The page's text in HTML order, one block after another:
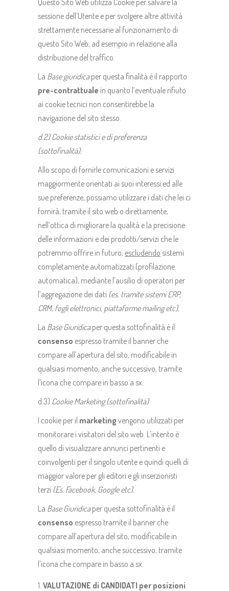
Questo Sito Web utilizza Cookie per salvare la
sessione dell’Utente e per svolgere altre attività
strettamente necessarie al funzionamento di
questo Sito Web, ad esempio in relazione alla
distribuzione del traffico.
La Base giuridicaper questa finalità è il rapporto
pre-contrattuale in quanto l’eventuale rifiuto
ai cookie tecnici non consentirebbe la
navigazione del sito stesso.
d.2) Cookie statistici e di preferenza
(sottofinalità):
Allo scopo di fornirle comunicazioni e servizi
maggiormente orientati ai suoi interessi ed alle
sue preferenze, possiamo utilizzare i dati che lei ci
fornirà, tramite il sito web o direttamente,
nell’ottica di migliorare la qualità e la precisione
delle informazioni e dei prodotti/servizi che le
potremmo offrire in futuro, escludendo sistemi
completamente automatizzati (profilazione
automatica), mediante l’ausilio di operatori per
l’aggregazione dei dati (es. tramite sistemi ERP,
CRM, fogli elettronici, piattaforme mailing etc).
La Base Giuridicaper questa sottofinalità è il
consenso espresso tramite il banner che
compare all’apertura del sito, modificabile in
qualsiasi momento, anche successivo, tramite
l’icona che compare in basso a sx.
d.3) Cookie Marketing (sottofinalità)
I cookie per il marketingvengono utilizzati per
monitorare i visitatori del sito web. L’intento è
quello di visualizzare annunci pertinenti e
coinvolgenti per il singolo utente e quindi quelli di
maggior valore per gli editori e gli inserzionisti
terzi (Es. Facebook, Google etc).
La Base Giuridicaper questa sottofinalità è il
consenso espresso tramite il banner che
compare all’apertura del sito, modificabile in
qualsiasi momento, anche successivo, tramite
l’icona che compare in basso a sx.
VALUTAZIONE di CANDIDATI per posizioni